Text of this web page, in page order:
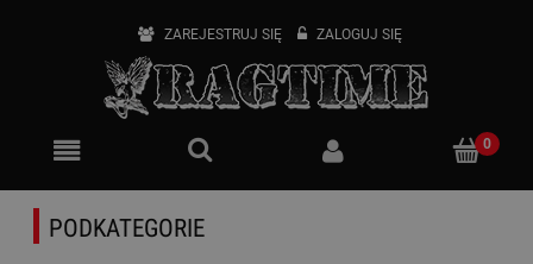
ZAREJESTRUJ SIĘ ZALOGUJ SIĘ
PODKATEGORIE